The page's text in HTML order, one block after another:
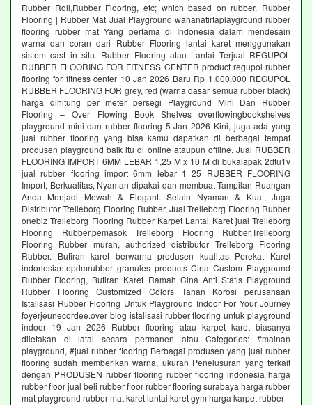
Rubber Roll,Rubber Flooring, etc; which based on rubber. Rubber
Flooring | Rubber Mat Jual Playground wahanatirtaplayground rubber
flooring rubber mat Yang pertama di Indonesia dalam mendesain
warna dan coran dari Rubber Flooring lantai karet menggunakan
sistem cast in situ. Rubber Flooring atau Lantai Terjual REGUPOL
RUBBER FLOORING FOR FITNESS CENTER product regupol rubber
flooring for fitness center 10 Jan 2026 Baru Rp 1.000.000 REGUPOL
RUBBER FLOORING FOR grey, red (warna dasar semua rubber black)
harga dihitung per meter persegi Playground Mini Dan Rubber
Flooring – Over Flowing Book Shelves overflowingbookshelves
playground mini dan rubber flooring 5 Jan 2026 Kini, juga ada yang
jual rubber flooring yang bisa kamu dapatkan di berbagai tempat
produsen playground baik itu di online ataupun offline. Jual RUBBER
FLOORING IMPORT 6MM LEBAR 1,25 M x 10 M di bukalapak 2dtu1v
jual rubber flooring import 6mm lebar 1 25 RUBBER FLOORING
Import, Berkualitas, Nyaman dipakai dan membuat Tampilan Ruangan
Anda Menjadi Mewah & Elegant. Selain Nyaman & Kuat, Juga
Distributor Trelleborg Flooring Rubber, Jual Trelleborg Flooring Rubber
onebiz Trelleborg Flooring Rubber Karpet Lantai Karet jual Trelleborg
Flooring Rubber,pemasok Trelleborg Flooring Rubber,Trelleborg
Flooring Rubber murah, authorized distributor Trelleborg Flooring
Rubber. Butiran karet berwarna produsen kualitas Perekat Karet
indonesian.epdmrubber granules products Cina Custom Playground
Rubber Flooring, Butiran Karet Ramah Cina Anti Statis Playground
Rubber Flooring Customized Colors Tahan Korosi perusahaan
Istalisasi Rubber Flooring Untuk Playground Indoor For Your Journey
foyerjeunecordee.over blog istalisasi rubber flooring untuk playground
indoor 19 Jan 2026 Rubber flooring atau karpet karet biasanya
diletakan di latai secara permanen atau Categories: #mainan
playground, #jual rubber flooring Berbagai produsen yang jual rubber
flooring sudah memberikan warna, ukuran Penelusuran yang terkait
dengan PRODUSEN rubber flooring rubber flooring indonesia harga
rubber floor jual beli rubber floor rubber flooring surabaya harga rubber
mat playground rubber mat karet lantai karet gym harga karpet rubber